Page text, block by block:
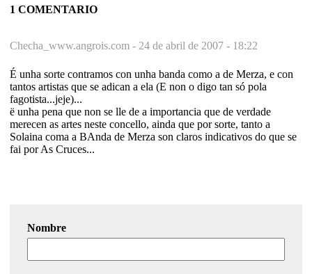
1 COMENTARIO
Checha_www.angrois.com - 24 de abril de 2007 - 18:22
É unha sorte contramos con unha banda como a de Merza, e con
tantos artistas que se adican a ela (E non o digo tan só pola
fagotista...jeje)...
ë unha pena que non se lle de a importancia que de verdade
merecen as artes neste concello, ainda que por sorte, tanto a
Solaina coma a BAnda de Merza son claros indicativos do que se
fai por As Cruces...
Nombre